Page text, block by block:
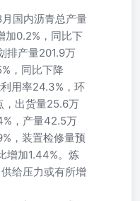
国内沥青总产量
加0.2%，同比下
排产量201.9万
，同比下降
用率24.3%，环
，出货量25.6万
，产量42.5万
，装置检修量预
增加1.44%。炼
给压力或有所增